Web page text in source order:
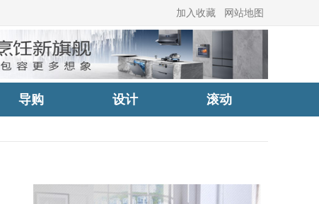
加入收藏 网站地图
导购 设计 滚动